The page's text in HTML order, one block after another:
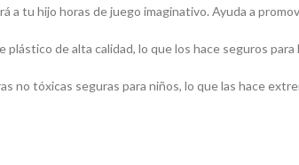
tu hijo horas de juego imaginativo. Ayuda a
de alta calidad, lo que los hace seguros
no tóxicas seguras para niños, lo que las hace